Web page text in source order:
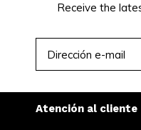
Receive the
Atención al cliente